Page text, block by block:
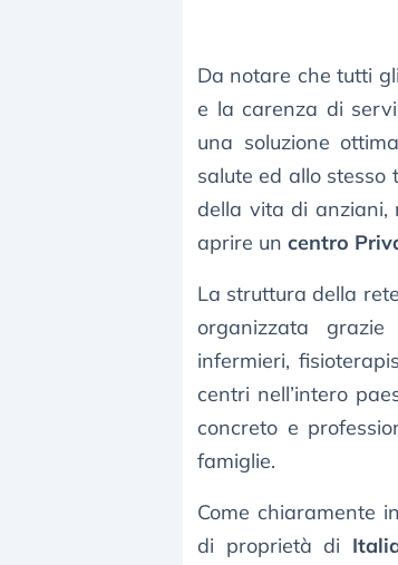
Da notare che tutti
e la carenza di
una soluzione
salute ed allo
della vita di anziani,
aprire un centro
La struttura della
organizzata
infermieri,
centri nell’intero
concreto e
famiglie.
Come chiaramente
di proprietà di